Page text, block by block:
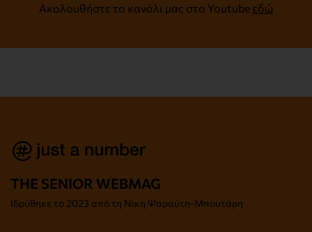
Ακολουθήστε το κανάλι μας στο Youtube εδώ
THE SENIOR WEBMAG
Iδρύθηκε το 2023 από τη Νίκη Ψαραύτη-Μπουτάρη